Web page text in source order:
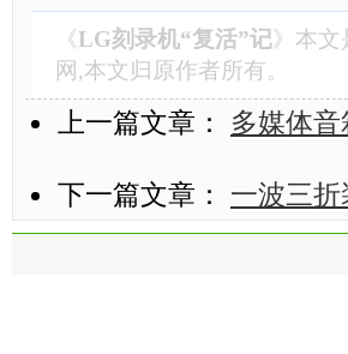
《LG刻录机“复活”记》本文
网,本文归原作者所有。
上一篇文章： 多媒体音
下一篇文章： 一波三